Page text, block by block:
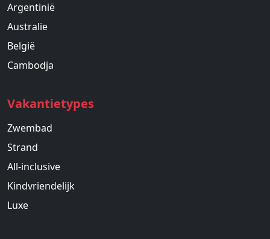
Argentinië
Australie
België
Cambodja
Vakantietypes
Zwembad
Strand
All-inclusive
Kindvriendelijk
Luxe